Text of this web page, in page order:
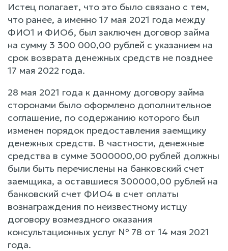
Истец полагает, что это было связано с тем,
что ранее, а именно 17 мая 2021 года между
ФИО1 и ФИО6, был заключен договор займа
на сумму 3 300 000,00 рублей с указанием на
срок возврата денежных средств не позднее
17 мая 2022 года.
28 мая 2021 года к данному договору займа
сторонами было оформлено дополнительное
соглашение, по содержанию которого был
изменен порядок предоставления заемщику
денежных средств. В частности, денежные
средства в сумме 3000000,00 рублей должны
были быть перечислены на банковский счет
заемщика, а оставшиеся 300000,00 рублей на
банковский счет ФИО4 в счет оплаты
вознаграждения по неизвестному истцу
договору возмездного оказания
консультационных услуг № 78 от 14 мая 2021
года.